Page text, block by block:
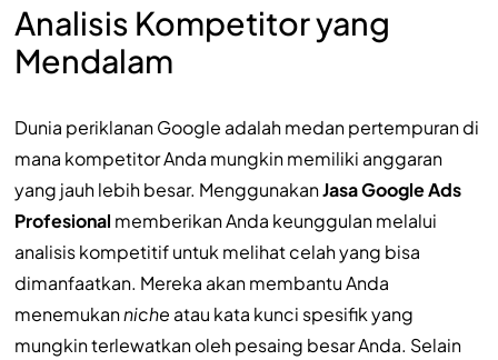
Analisis Kompetitor yang
Mendalam
Dunia periklanan Google adalah medan pertempuran di
mana kompetitor Anda mungkin memiliki anggaran
yang jauh lebih besar. MenggunakanJasa Google Ads
Profesional memberikan Anda keunggulan melalui
analisis kompetitif untuk melihat celah yang bisa
dimanfaatkan. Mereka akan membantu Anda
menemukanniche atau kata kunci spesifik yang
mungkin terlewatkan oleh pesaing besar Anda. Selain